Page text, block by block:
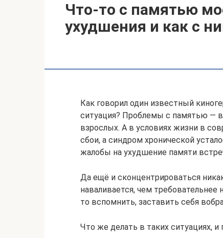
Что-то с памятью
ухудшения и как с
Как говорил один известный
ситуация? Проблемы с памятью —
взрослых. А в условиях жизни в
сбои, а синдром хронической
жалобы на ухудшение памяти
Да ещё и сконцентрироваться
наваливается, чем требовательнее
то вспомнить, заставить себя
Что же делать в таких ситуациях,